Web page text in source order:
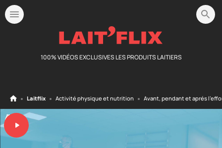
100% VIDÉOS EXCLUSIVES LES PRODUITS LAITIERS
Laitflix Activité physique et nutrition Avant, pendant et aprés